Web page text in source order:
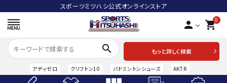
スポーツミツハシ公式オンラインストア
person 0
shopping_cart
search
もっと詳しく検索
アディゼロ クリフトン10 バドミントンシューズ AKTR